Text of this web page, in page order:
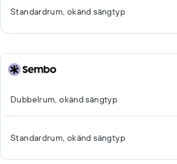
Standardrum, okänd sängtyp
Dubbelrum, okänd sängtyp
Standardrum, okänd sängtyp